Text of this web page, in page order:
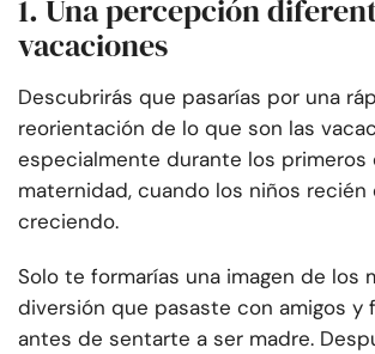
1. Una percepción
vacaciones
Descubrirás que pasarías por una
reorientación de lo que son las
especialmente durante los primeros
maternidad, cuando los niños recién
creciendo.
Solo te formarías una imagen de los
diversión que pasaste con amigos y
antes de sentarte a ser madre.